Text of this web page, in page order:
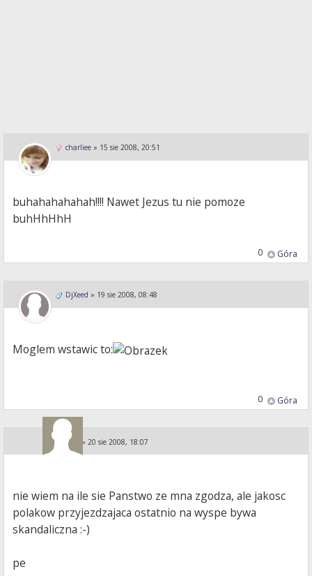
charliee » 15 sie 2008, 20:51
buhahahahahah!!!! Nawet Jezus tu nie pomoze
buhHhHhH
Góra
0
DjXeed » 19 sie 2008, 08:48
Moglem wstawic to:
Góra
0
KA i PE » 20 sie 2008, 18:07
nie wiem na ile sie Panstwo ze mna zgodza, ale jakosc
polakow przyjezdzajaca ostatnio na wyspe bywa
skandaliczna :-)
pe